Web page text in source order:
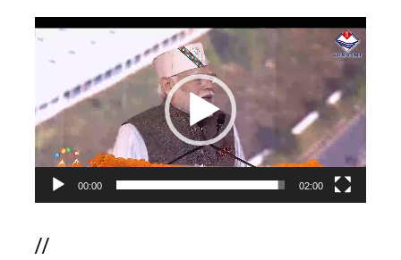
Video
00:00 02:00
//